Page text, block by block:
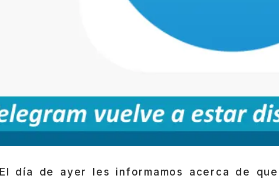
El día de ayer les informamos acerca de que